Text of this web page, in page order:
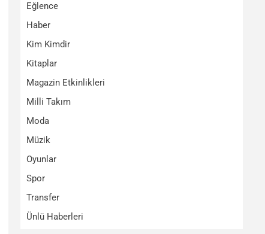
Eğlence
Haber
Kim Kimdir
Kitaplar
Magazin Etkinlikleri
Milli Takım
Moda
Müzik
Oyunlar
Spor
Transfer
Ünlü Haberleri